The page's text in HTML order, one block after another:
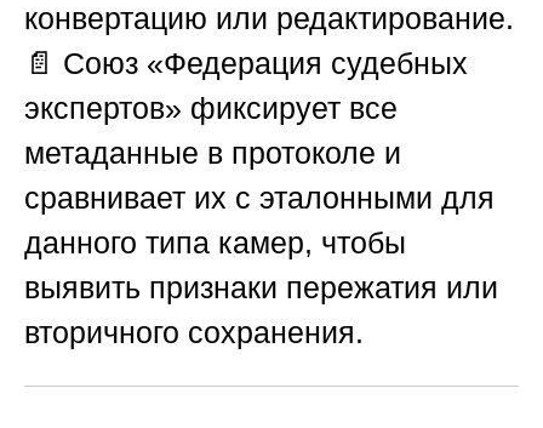
конвертацию или редактирование.
📄 Союз «Федерация судебных
экспертов» фиксирует все
метаданные в протоколе и
сравнивает их с эталонными для
данного типа камер, чтобы
выявить признаки пережатия или
вторичного сохранения.